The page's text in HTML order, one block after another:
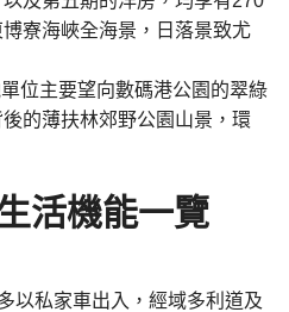
寮海峽全海景，日落景致尤
位主要望向數碼港公園的翠綠
的薄扶林郊野公園山景，環
活機能一覽
以私家車出入，經域多利道及